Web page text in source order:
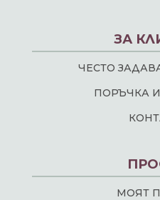
ЗА
ЧЕСТО
ПОРЪЧКА
МОЯТ